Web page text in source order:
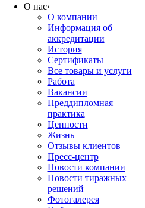
О нас›
О компании
Информация об
аккредитации
История
Сертификаты
Все товары и услуги
Работа
Вакансии
Преддипломная
практика
Ценности
Жизнь
Отзывы клиентов
Пресс-центр
Новости компании
Новости тиражных
решений
Фотогалерея